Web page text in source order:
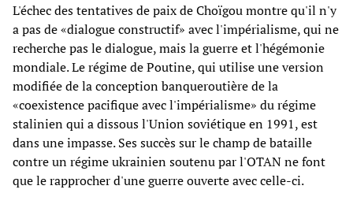
L'échec des tentatives de paix de Choïgou montre qu'il n'y
a pas de «dialogue constructif» avec l'impérialisme, qui ne
recherche pas le dialogue, mais la guerre et l'hégémonie
mondiale. Le régime de Poutine, qui utilise une version
modifiée de la conception banqueroutière de la
«coexistence pacifique avec l'impérialisme» du régime
stalinien qui a dissous l'Union soviétique en 1991, est
dans une impasse. Ses succès sur le champ de bataille
contre un régime ukrainien soutenu par l'OTAN ne font
que le rapprocher d'une guerre ouverte avec celle-ci.